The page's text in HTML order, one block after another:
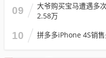
09
大爷购买宝马遭遇多
2.58万
10 拼多多iPhone 4S销